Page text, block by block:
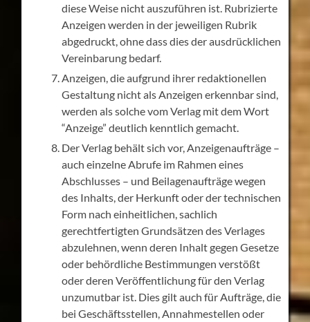
diese Weise nicht auszuführen ist. Rubrizierte
Anzeigen werden in der jeweiligen Rubrik
abgedruckt, ohne dass dies der ausdrücklichen
Vereinbarung bedarf.
Anzeigen, die aufgrund ihrer redaktionellen
Gestaltung nicht als Anzeigen erkennbar sind,
werden als solche vom Verlag mit dem Wort
“Anzeige” deutlich kenntlich gemacht.
Der Verlag behält sich vor, Anzeigenaufträge –
auch einzelne Abrufe im Rahmen eines
Abschlusses – und Beilagenaufträge wegen
des Inhalts, der Herkunft oder der technischen
Form nach einheitlichen, sachlich
gerechtfertigten Grundsätzen des Verlages
abzulehnen, wenn deren Inhalt gegen Gesetze
oder behördliche Bestimmungen verstößt
oder deren Veröffentlichung für den Verlag
unzumutbar ist. Dies gilt auch für Aufträge, die
bei Geschäftsstellen, Annahmestellen oder